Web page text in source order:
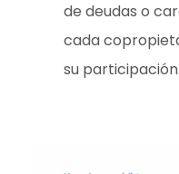
de deudas o
cada
su participación.